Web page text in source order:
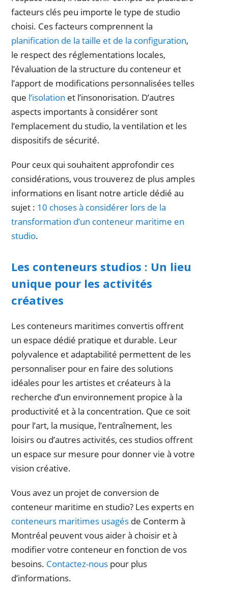
facteurs clés peu importe le type de studio
choisi. Ces facteurs comprennent la
planification de la taille et de la configuration,
le respect des réglementations locales,
l’évaluation de la structure du conteneur et
l’apport de modifications personnalisées telles
que l’isolation et l’insonorisation. D’autres
aspects importants à considérer sont
l’emplacement du studio, la ventilation et les
dispositifs de sécurité.
Pour ceux qui souhaitent approfondir ces
considérations, vous trouverez de plus amples
informations en lisant notre article dédié au
sujet : 10 choses à considérer lors de la
transformation d’un conteneur maritime en
studio.
Les conteneurs studios : Un lieu
unique pour les activités
créatives
Les conteneurs maritimes convertis offrent
un espace dédié pratique et durable. Leur
polyvalence et adaptabilité permettent de les
personnaliser pour en faire des solutions
idéales pour les artistes et créateurs à la
recherche d’un environnement propice à la
productivité et à la concentration. Que ce soit
pour l’art, la musique, l’entraînement, les
loisirs ou d’autres activités, ces studios offrent
un espace sur mesure pour donner vie à votre
vision créative.
Vous avez un projet de conversion de
conteneur maritime en studio? Les experts en
conteneurs maritimes usagés de Conterm à
Montréal peuvent vous aider à choisir et à
modifier votre conteneur en fonction de vos
besoins. Contactez-nous pour plus
d’informations.